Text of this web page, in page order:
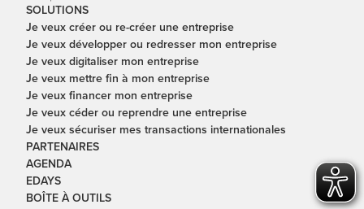
SOLUTIONS
Je veux créer ou re-créer une entreprise
Je veux développer ou redresser mon entreprise
Je veux digitaliser mon entreprise
Je veux mettre fin à mon entreprise
Je veux financer mon entreprise
Je veux céder ou reprendre une entreprise
Je veux sécuriser mes transactions internationales
PARTENAIRES
AGENDA
EDAYS
BOÎTE À OUTILS